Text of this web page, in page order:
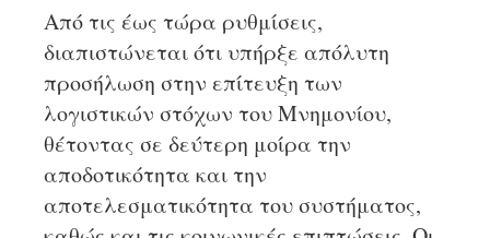
Από τις έως τώρα ρυθμίσεις,
διαπιστώνεται ότι υπήρξε απόλυτη
προσήλωση στην επίτευξη των
λογιστικών στόχων του Μνημονίου,
θέτοντας σε δεύτερη μοίρα την
αποδοτικότητα και την
αποτελεσματικότητα του συστήματος,